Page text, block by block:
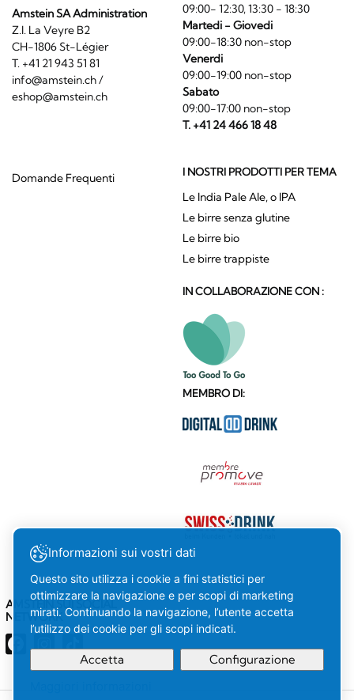
Amstein SA Administration
Z.I. La Veyre B2
CH-1806 St-Légier
T. +41 21 943 51 81
info@amstein.ch/
eshop@amstein.ch
09:00- 12:30, 13:30 - 18:30
Martedi - Giovedi
09:00-18:30 non-stop
Venerdi
09:00-19:00 non-stop
Sabato
09:00-17:00 non-stop
T. +41 24 466 18 48
Domande Frequenti I NOSTRI PRODOTTI PER TEMA
Le India Pale Ale, o IPA
Le birre senza glutine
Le birre bio
Le birre trappiste
IN COLLABORAZIONE CON :
MEMBRO DI:
AMSTEIN SUI SOCIAL
NETWORK
Informazioni sui vostri dati
Questo sito utilizza i cookie a fini statistici per
ottimizzare la navigazione e per scopi di marketing
mirati. Continuando la navigazione, l’utente accetta
l’utilizzo dei cookie per gli scopi indicati.
Accetta Configurazione